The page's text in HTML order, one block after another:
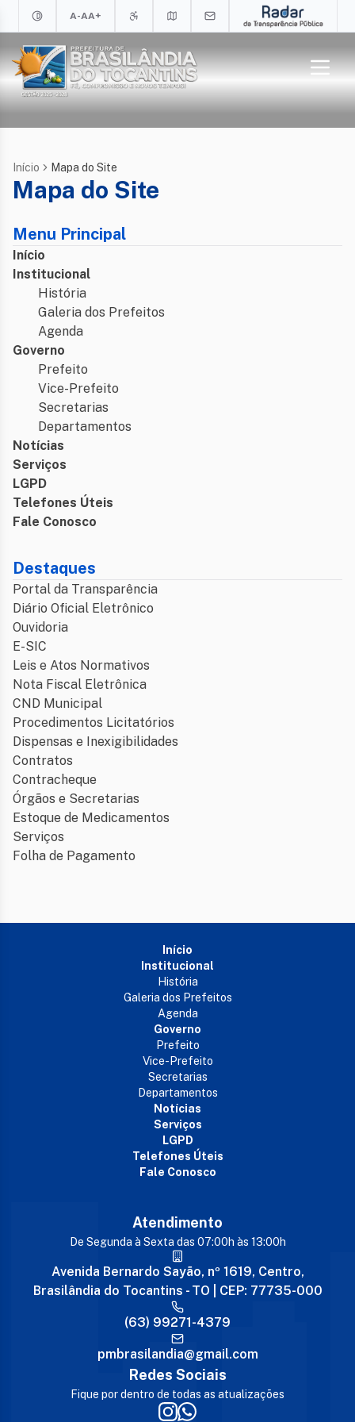
A-AA+
Início Mapa do Site
Mapa do Site
Menu Principal
Início
Institucional
História
Galeria dos Prefeitos
Agenda
Governo
Prefeito
Vice-Prefeito
Secretarias
Departamentos
Notícias
Serviços
LGPD
Telefones Úteis
Fale Conosco
Destaques
Portal da Transparência
Diário Oficial Eletrônico
Ouvidoria
E-SIC
Leis e Atos Normativos
Nota Fiscal Eletrônica
CND Municipal
Procedimentos Licitatórios
Dispensas e Inexigibilidades
Contratos
Contracheque
Órgãos e Secretarias
Estoque de Medicamentos
Serviços
Folha de Pagamento
Início
Institucional
História
Galeria dos Prefeitos
Agenda
Governo
Prefeito
Vice-Prefeito
Secretarias
Departamentos
Notícias
Serviços
LGPD
Telefones Úteis
Fale Conosco
Atendimento
De Segunda à Sexta das 07:00h às 13:00h
Avenida Bernardo Sayão, nº 1619, Centro,
Brasilândia do Tocantins - TO | CEP: 77735-000
(63) 99271-4379
pmbrasilandia@gmail.com
Redes Sociais
Fique por dentro de todas as atualizações